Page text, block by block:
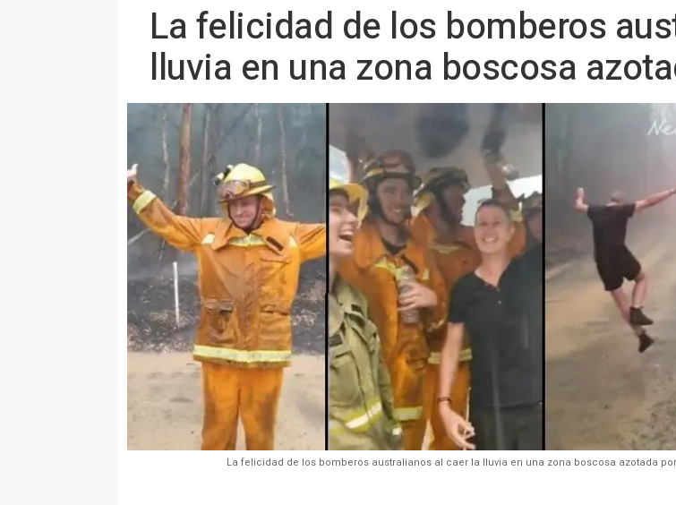
La felicidad de los bomberos
lluvia en una zona boscosa
La felicidad de los bomberos australianos al caer la lluvia en una zona boscosa azotada